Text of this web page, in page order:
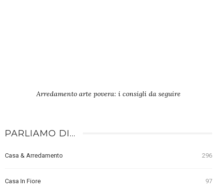
Arredamento arte povera: i consigli da seguire
PARLIAMO DI…
Casa & Arredamento 296
Casa In Fiore 97